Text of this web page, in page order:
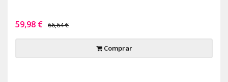
59,98 € 66,64 €
Comprar